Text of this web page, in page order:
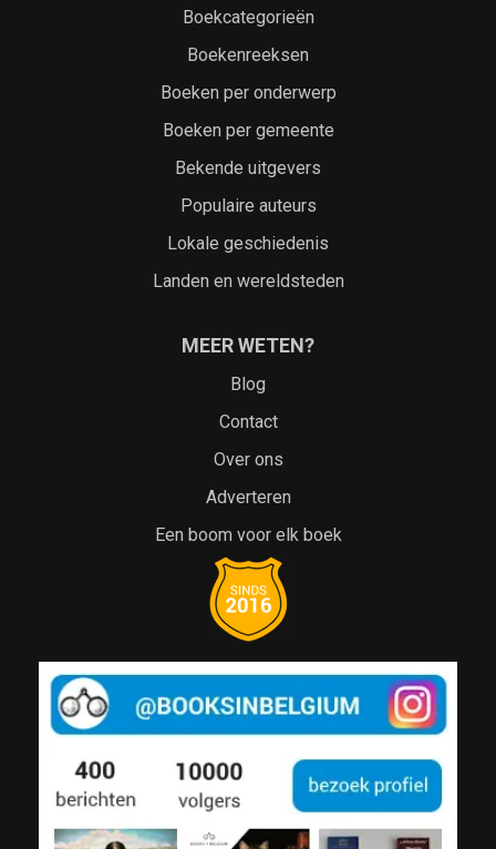
Boekcategorieën
Boekenreeksen
Boeken per onderwerp
Boeken per gemeente
Bekende uitgevers
Populaire auteurs
Lokale geschiedenis
Landen en wereldsteden
MEER WETEN?
Blog
Contact
Over ons
Adverteren
Een boom voor elk boek